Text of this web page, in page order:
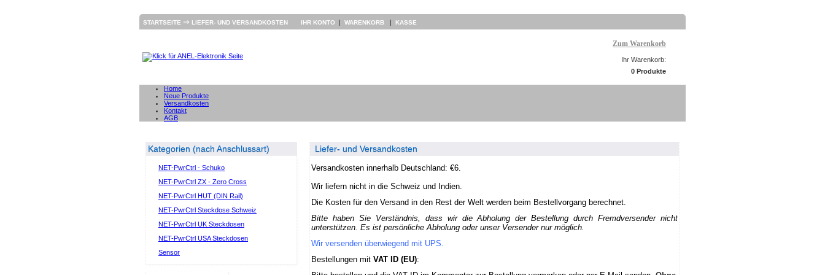
STARTSEITE ⇒ LIEFER- UND VERSANDKOSTEN IHR KONTO | WARENKORB | KASSE
Zum Warenkorb
Ihr Warenkorb:
0 Produkte
Home
Neue Produkte
Versandkosten
Kontakt
AGB
Kategorien (nach Anschlussart)
NET-PwrCtrl - Schuko
NET-PwrCtrl ZX - Zero Cross
NET-PwrCtrl HUT (DIN Rail)
NET-PwrCtrl Steckdose Schweiz
NET-PwrCtrl UK Steckdosen
NET-PwrCtrl USA Steckdosen
Sensor
Liefer- und Versandkosten
Versandkosten innerhalb Deutschland: €6.
Wir liefern nicht in die Schweiz und Indien.
Die Kosten für den Versand in den Rest der Welt werden beim Bestellvorgang berechnet.
Bitte haben Sie Verständnis, dass wir die Abholung der Bestellung durch Fremdversender nicht
unterstützen. Es ist persönliche Abholung oder unser Versender nur möglich.
Wir versenden überwiegend mit UPS.
Bestellungen mit VAT ID (EU):